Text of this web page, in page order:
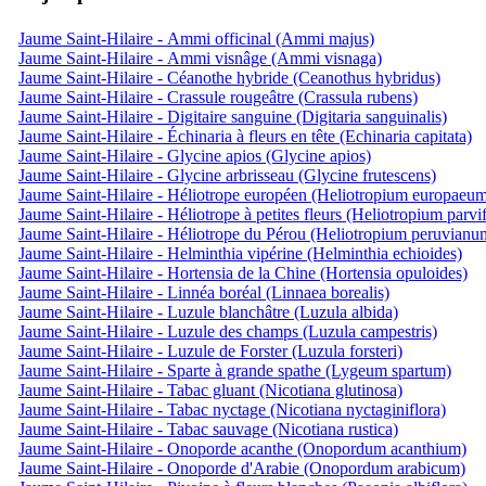
Jaume Saint-Hilaire - Ammi officinal (Ammi majus)
Jaume Saint-Hilaire - Ammi visnâge (Ammi visnaga)
Jaume Saint-Hilaire - Céanothe hybride (Ceanothus hybridus)
Jaume Saint-Hilaire - Crassule rougeâtre (Crassula rubens)
Jaume Saint-Hilaire - Digitaire sanguine (Digitaria sanguinalis)
Jaume Saint-Hilaire - Échinaria à fleurs en tête (Echinaria capitata)
Jaume Saint-Hilaire - Glycine apios (Glycine apios)
Jaume Saint-Hilaire - Glycine arbrisseau (Glycine frutescens)
Jaume Saint-Hilaire - Héliotrope européen (Heliotropium
Jaume Saint-Hilaire - Héliotrope à petites fleurs (Heliotropium
Jaume Saint-Hilaire - Héliotrope du Pérou (Heliotropium
Jaume Saint-Hilaire - Helminthia vipérine (Helminthia echioides)
Jaume Saint-Hilaire - Hortensia de la Chine (Hortensia opuloides)
Jaume Saint-Hilaire - Linnéa boréal (Linnaea borealis)
Jaume Saint-Hilaire - Luzule blanchâtre (Luzula albida)
Jaume Saint-Hilaire - Luzule des champs (Luzula campestris)
Jaume Saint-Hilaire - Luzule de Forster (Luzula forsteri)
Jaume Saint-Hilaire - Sparte à grande spathe (Lygeum spartum)
Jaume Saint-Hilaire - Tabac gluant (Nicotiana glutinosa)
Jaume Saint-Hilaire - Tabac nyctage (Nicotiana nyctaginiflora)
Jaume Saint-Hilaire - Tabac sauvage (Nicotiana rustica)
Jaume Saint-Hilaire - Onoporde acanthe (Onopordum acanthium)
Jaume Saint-Hilaire - Onoporde d'Arabie (Onopordum arabicum)